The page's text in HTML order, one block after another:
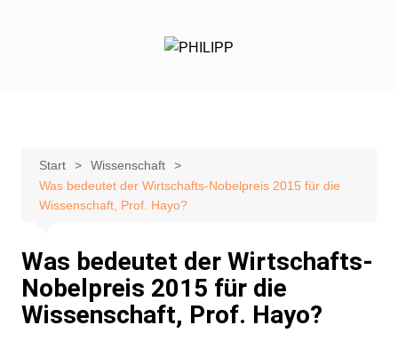
Start
Wissenschaft
Was bedeutet der Wirtschafts-Nobelpreis 2015 für die
Wissenschaft, Prof. Hayo?
Was bedeutet der Wirtschafts-
Nobelpreis 2015 für die
Wissenschaft, Prof. Hayo?